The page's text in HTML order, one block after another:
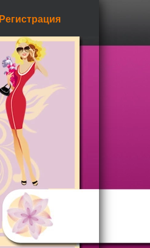
Регистрация